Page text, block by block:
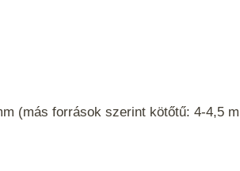
(más források szerint kötőtű: 4-4,5